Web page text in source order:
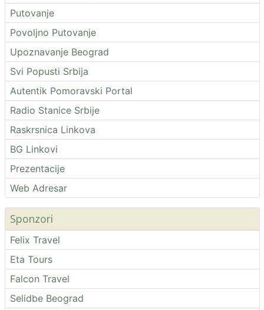
Putovanje
Povoljno Putovanje
Upoznavanje Beograd
Svi Popusti Srbija
Autentik Pomoravski Portal
Radio Stanice Srbije
Raskrsnica Linkova
BG Linkovi
Prezentacije
Web Adresar
Sponzori
Felix Travel
Eta Tours
Falcon Travel
Selidbe Beograd